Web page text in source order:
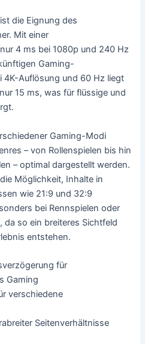
die Eignung des
Mit einer
4 ms bei 1080p und 240 Hz
Gaming-
4K-Auflösung und 60 Hz liegt
15 ms, was für flüssige und
Gaming-Modi
– von Rollenspielen bis hin
– optimal dargestellt werden.
Möglichkeit, Inhalte in
wie 21:9 und 32:9
bei Rennspielen oder
da so ein breiteres Sichtfeld
entstehen.
für
Gaming
verschiedene
Seitenverhältnisse